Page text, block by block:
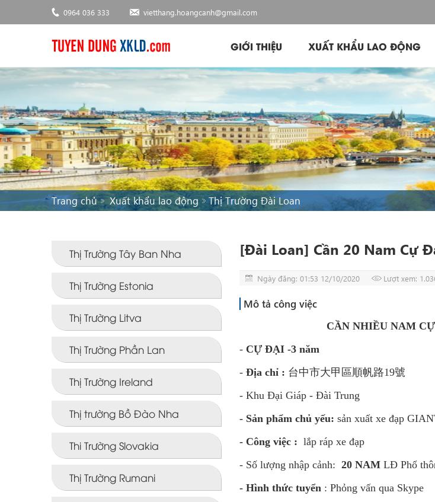
0964 036 333 vietthang.hoangcanh@gmail.com
GIỚI THIỆU XUẤT KHẨU LAO ĐỘNG
Trang chủ Xuất khẩu lao động Thị Trường Đài Loan
Thị Trường Tây Ban Nha
Thị Trường Estonia
Thị Trường Litva
Thị Trường Phần Lan
Thị Trường Ireland
Thị trường Bồ Đào Nha
Thi Trường Slovakia
Thị Trường Rumani
[Đài Loan] Cần 20 Nam Cự
Ngày đăng: 01:53 12/10/2020 Lượt xem:
Mô tả công việc
CẦN NHIỀU NAM
- CỰ ĐẠI -3 năm
- Địa chỉ : 台中市大甲區順帆路19號
- Khu Đại Giáp - Đài Trung
- Sản phẩm chủ yếu: sản xuất xe đạp
- Công việc : lắp ráp xe đạp
- Số lượng nhập cảnh: 20 NAM LĐ Phổ
- Hình thức tuyển : Phỏng vấn qua Skype